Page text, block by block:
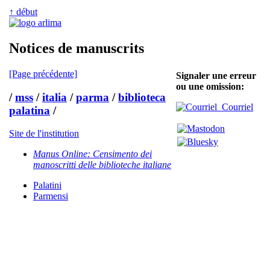
↑ début
Notices de manuscrits
[Page précédente]
/mss /italia /parma /biblioteca
palatina /
Site de l'institution
Manus Online: Censimento dei
manoscritti delle biblioteche italiane
Palatini
Parmensi
Signaler une erreur
ou une omission:
Courriel